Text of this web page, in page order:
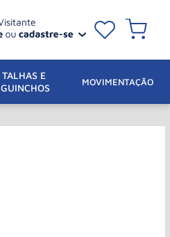
TALHAS E
GUINCHOS
MOVIMENTAÇÃO